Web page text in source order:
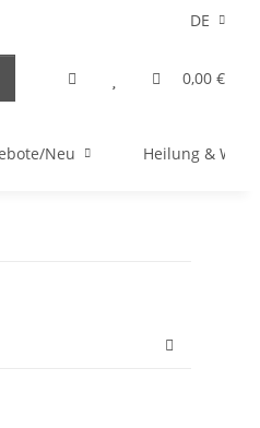
DE
0,00 €
Neu Heilung &